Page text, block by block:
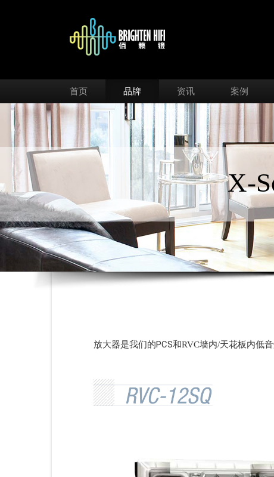
首页 品牌 资讯 案例
X-
放大器是我们的PCS和RVC墙内/天花板内低